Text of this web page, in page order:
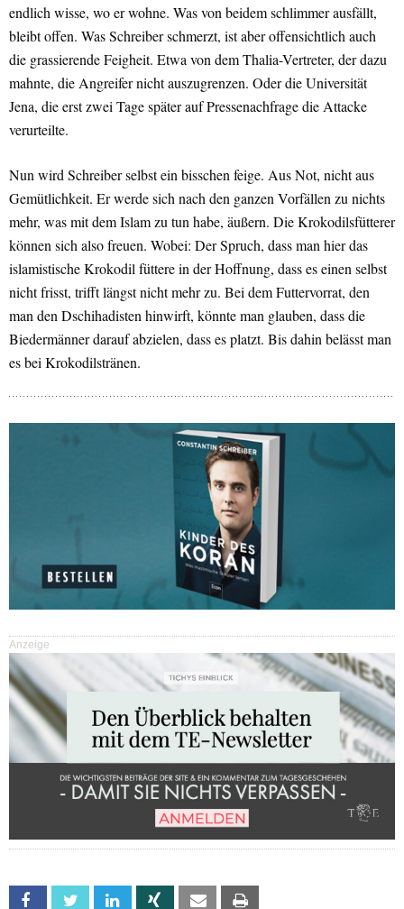
endlich wisse, wo er wohne. Was von beidem schlimmer ausfällt,
bleibt offen. Was Schreiber schmerzt, ist aber offensichtlich auch
die grassierende Feigheit. Etwa von dem Thalia-Vertreter, der dazu
mahnte, die Angreifer nicht auszugrenzen. Oder die Universität
Jena, die erst zwei Tage später auf Pressenachfrage die Attacke
verurteilte.
Nun wird Schreiber selbst ein bisschen feige. Aus Not, nicht aus
Gemütlichkeit. Er werde sich nach den ganzen Vorfällen zu nichts
mehr, was mit dem Islam zu tun habe, äußern. Die Krokodilsfütterer
können sich also freuen. Wobei: Der Spruch, dass man hier das
islamistische Krokodil füttere in der Hoffnung, dass es einen selbst
nicht frisst, trifft längst nicht mehr zu. Bei dem Futtervorrat, den
man den Dschihadisten hinwirft, könnte man glauben, dass die
Biedermänner darauf abzielen, dass es platzt. Bis dahin belässt man
es bei Krokodilstränen.
Anzeige
Facebook Twitter Linkedin Xing Email